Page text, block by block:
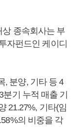
상 종속회사는 부
자펀드인 케이디
, 분양, 기타 등 4
기 누적 매출 기
21.27%, 기타(임
의 비중을 각